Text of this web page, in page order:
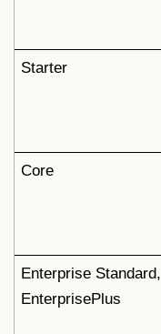
Starter
Core
Enterprise Standard,
EnterprisePlus